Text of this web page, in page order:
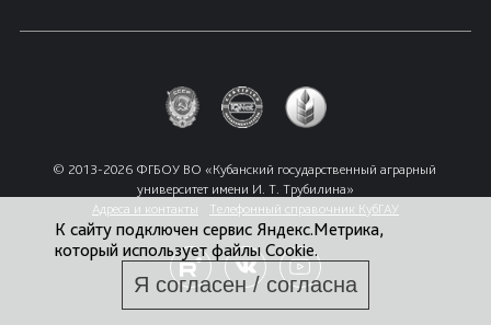
© 2013-2026 ФГБОУ ВО «Кубанский государственный аграрный
университет имени И. Т. Трубилина»
Адреса и контакты
Телефонный справочник КубГАУ
К сайту подключен сервис Яндекс.Метрика,
который использует файлы Cookie.
Я согласен / согласна